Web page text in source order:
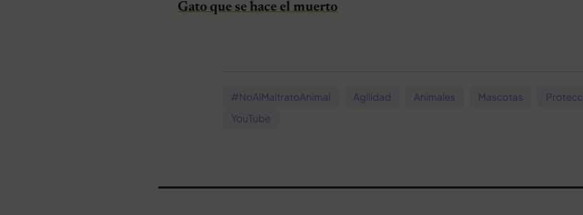
Gato que se hace el muerto
#NoAlMaltratoAnimal Agilidad Animales Mascotas
YouTube